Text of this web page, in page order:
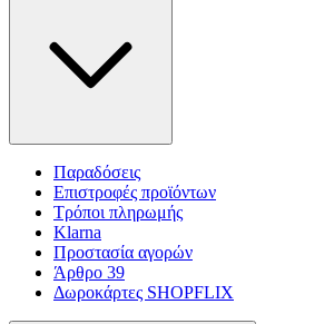
Παραδόσεις
Επιστροφές προϊόντων
Τρόποι πληρωμής
Klarna
Προστασία αγορών
Άρθρο 39
Δωροκάρτες SHOPFLIX